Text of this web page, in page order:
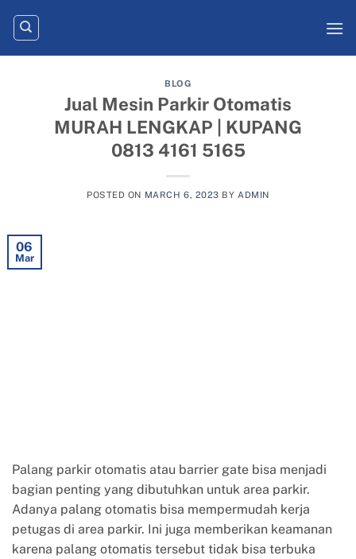
BLOG
Jual Mesin Parkir Otomatis
MURAH LENGKAP | KUPANG
0813 4161 5165
POSTED ON MARCH 6, 2023 BY ADMIN
06
Mar
Palang parkir otomatis atau barrier gate bisa menjadi
bagian penting yang dibutuhkan untuk area parkir.
Adanya palang otomatis bisa mempermudah kerja
petugas di area parkir. Ini juga memberikan keamanan
karena palang otomatis tersebut tidak bisa terbuka